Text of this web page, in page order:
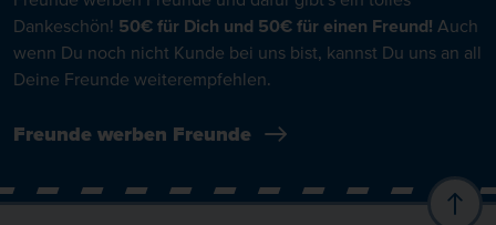
Dankeschön! 50€ für Dich und 50€ für einen Freund! Auch
wenn Du noch nicht Kunde bei uns bist, kannst Du uns an all
Deine Freunde weiterempfehlen.
Freunde werben Freunde